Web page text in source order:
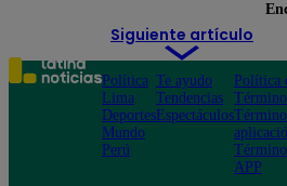
Siguiente artículo
Política
Lima
Deportes
Mundo
Perú
Te ayudo
Tendencias
Espectáculos
Política
APP